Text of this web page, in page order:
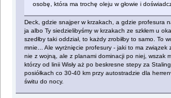
osobę, która ma trochę oleju w głowie i
Deck, gdzie snajper w krzakach, a gdzie profesura
ja albo Ty siedzielibyśmy w krzakach ze szkłem u
szedłby taki oddział, to każdy zrobiłby to samo. To
mnie... Ale wyrżnięcie profesury - jaki to ma związek
nie z wojną, ale z planami dominacji po niej, wszak
którzy od linii Wisły aż po beskresne stepy za
posiółkach co 30-40 km przy autostradzie dla
świtu do nocy.